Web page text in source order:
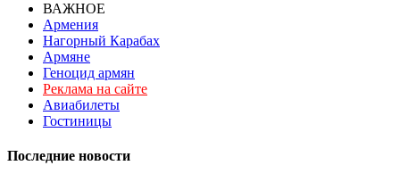
ВАЖНОЕ
Армения
Нагорный Карабах
Армяне
Геноцид армян
Реклама на сайте
Авиабилеты
Гостиницы
Последние новости